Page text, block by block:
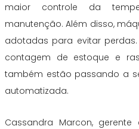
maior controle da
manutenção. Além disso,
adotadas para evitar
contagem de estoque e
também estão passando a
automatizada.
Cassandra Marcon, gerente